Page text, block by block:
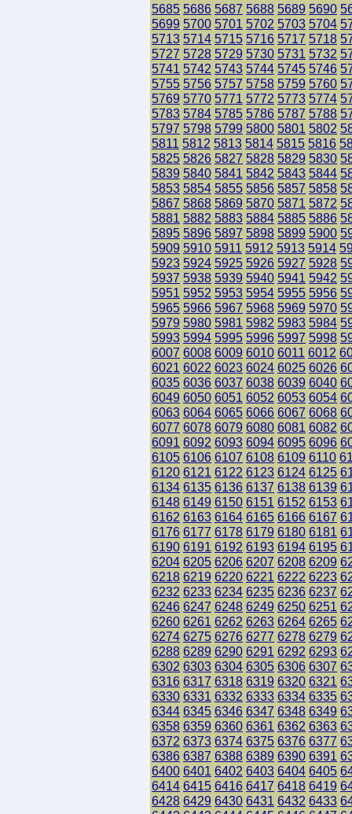
5685 5686 5687 5688 5689 5690
5699 5700 5701 5702 5703 5704
5713 5714 5715 5716 5717 5718
5727 5728 5729 5730 5731 5732
5741 5742 5743 5744 5745 5746
5755 5756 5757 5758 5759 5760
5769 5770 5771 5772 5773 5774
5783 5784 5785 5786 5787 5788
5797 5798 5799 5800 5801 5802
5811 5812 5813 5814 5815 5816
5825 5826 5827 5828 5829 5830
5839 5840 5841 5842 5843 5844
5853 5854 5855 5856 5857 5858
5867 5868 5869 5870 5871 5872
5881 5882 5883 5884 5885 5886
5895 5896 5897 5898 5899 5900
5909 5910 5911 5912 5913 5914
5923 5924 5925 5926 5927 5928
5937 5938 5939 5940 5941 5942
5951 5952 5953 5954 5955 5956
5965 5966 5967 5968 5969 5970
5979 5980 5981 5982 5983 5984
5993 5994 5995 5996 5997 5998
6007 6008 6009 6010 6011 6012
6021 6022 6023 6024 6025 6026
6035 6036 6037 6038 6039 6040
6049 6050 6051 6052 6053 6054
6063 6064 6065 6066 6067 6068
6077 6078 6079 6080 6081 6082
6091 6092 6093 6094 6095 6096
6105 6106 6107 6108 6109 6110
6120 6121 6122 6123 6124 6125
6134 6135 6136 6137 6138 6139
6148 6149 6150 6151 6152 6153
6162 6163 6164 6165 6166 6167
6176 6177 6178 6179 6180 6181
6190 6191 6192 6193 6194 6195
6204 6205 6206 6207 6208 6209
6218 6219 6220 6221 6222 6223
6232 6233 6234 6235 6236 6237
6246 6247 6248 6249 6250 6251
6260 6261 6262 6263 6264 6265
6274 6275 6276 6277 6278 6279
6288 6289 6290 6291 6292 6293
6302 6303 6304 6305 6306 6307
6316 6317 6318 6319 6320 6321
6330 6331 6332 6333 6334 6335
6344 6345 6346 6347 6348 6349
6358 6359 6360 6361 6362 6363
6372 6373 6374 6375 6376 6377
6386 6387 6388 6389 6390 6391
6400 6401 6402 6403 6404 6405
6414 6415 6416 6417 6418 6419
6428 6429 6430 6431 6432 6433